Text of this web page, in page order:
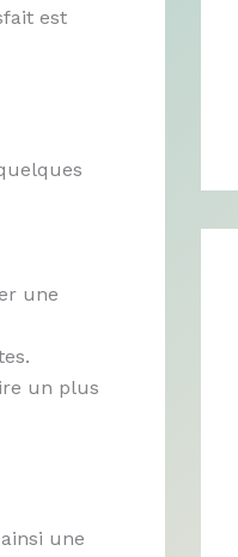
est
une
un plus
une